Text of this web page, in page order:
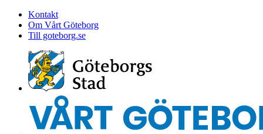
Kontakt
Om Vårt Göteborg
Till goteborg.se